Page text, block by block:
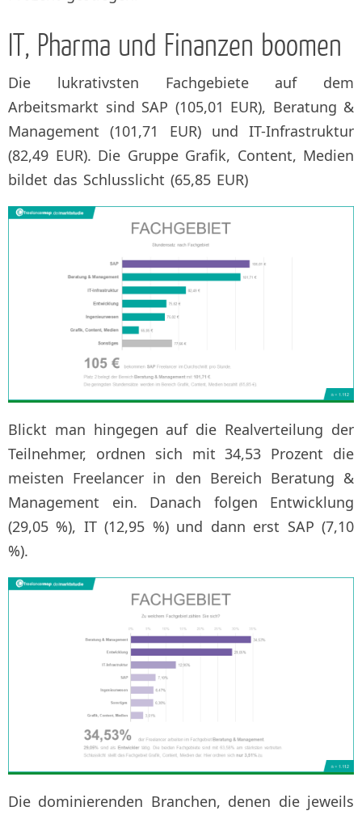
IT, Pharma und Finanzen boomen
Die lukrativsten Fachgebiete auf dem
Arbeitsmarkt sind SAP (105,01 EUR), Beratung &
Management (101,71 EUR) und IT-Infrastruktur
(82,49 EUR). Die Gruppe Grafik, Content, Medien
bildet das Schlusslicht (65,85 EUR)
Blickt man hingegen auf die Realverteilung der
Teilnehmer, ordnen sich mit 34,53 Prozent die
meisten Freelancer in den Bereich Beratung &
Management ein. Danach folgen Entwicklung
(29,05 %), IT (12,95 %) und dann erst SAP (7,10
%).
Die dominierenden Branchen, denen die jeweils